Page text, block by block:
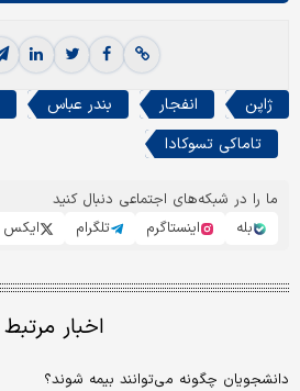
ژاپن انفجار بندر عباس
تاماکی تسوکادا
ما را در شبکه‌های اجتماعی دنبال کنید
بله
اینستاگرم تلگرام ایکس
اخبار مرتبط
دانشجویان چگونه می‌توانند بیمه شوند؟